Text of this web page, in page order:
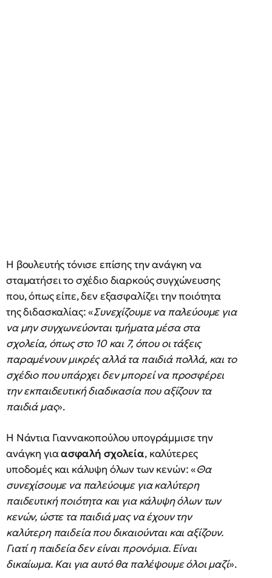
Η βουλευτής τόνισε επίσης την ανάγκη να
σταματήσει το σχέδιο διαρκούς συγχώνευσης
που, όπως είπε, δεν εξασφαλίζει την ποιότητα
της διδασκαλίας: «Συνεχίζουμε να παλεύουμε για
να μην συγχωνεύονται τμήματα μέσα στα
σχολεία, όπως στο 10 και 7, όπου οι τάξεις
παραμένουν μικρές αλλά τα παιδιά πολλά, και το
σχέδιο που υπάρχει δεν μπορεί να προσφέρει
την εκπαιδευτική διαδικασία που αξίζουν τα
παιδιά μας».
Η Νάντια Γιαννακοπούλου υπογράμμισε την
ανάγκη γιαασφαλή σχολεία, καλύτερες
υποδομές και κάλυψη όλων των κενών: «Θα
συνεχίσουμε να παλεύουμε για καλύτερη
παιδευτική ποιότητα και για κάλυψη όλων των
κενών, ώστε τα παιδιά μας να έχουν την
καλύτερη παιδεία που δικαιούνται και αξίζουν.
Γιατί η παιδεία δεν είναι προνόμια. Είναι
δικαίωμα. Και για αυτό θα παλέψουμε όλοι μαζί».